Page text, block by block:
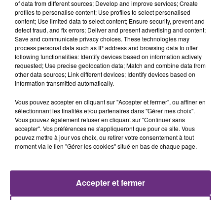
MUSE
Nightshift Superstar
WIZ KHALIFA FEAT. CHARLIE PUTH
See You Again
of data from different sources; Develop and improve services; Create
profiles to personalise content; Use profiles to select personalised
content; Use limited data to select content; Ensure security, prevent and
detect fraud, and fix errors; Deliver and present advertising and content;
Save and communicate privacy choices. These technologies may
process personal data such as IP address and browsing data to offer
following functionalities: Identify devices based on information actively
requested; Use precise geolocation data; Match and combine data from
other data sources; Link different devices; Identify devices based on
information transmitted automatically.
Vous pouvez accepter en cliquant sur "Accepter et fermer", ou affiner en
sélectionnant les finalités et/ou partenaires dans "Gérer mes choix".
Vous pouvez également refuser en cliquant sur "Continuer sans
accepter". Vos préférences ne s'appliqueront que pour ce site. Vous
pouvez mettre à jour vos choix, ou retirer votre consentement à tout
moment via le lien "Gérer les cookies" situé en bas de chaque page.
Accepter et fermer